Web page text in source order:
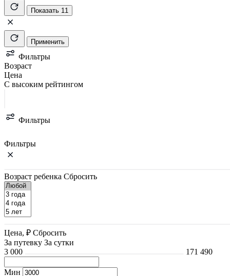
Показать 11
Применить
Фильтры
Возраст
Цена
С высоким рейтингом
Фильтры
Фильтры
Возраст ребенка Сбросить
Цена, ₽ Сбросить
За путевку За сутки
3 000
171 490
Мин